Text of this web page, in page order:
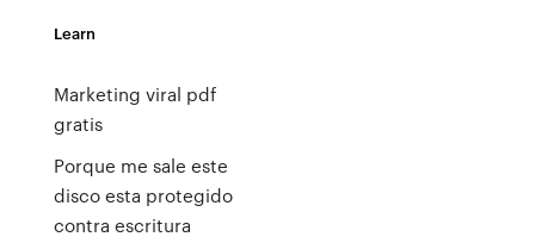
Learn
Marketing viral pdf
gratis
Porque me sale este
disco esta protegido
contra escritura